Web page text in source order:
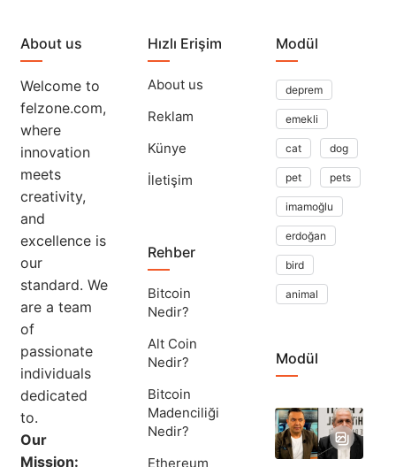
About us
Welcome to
felzone.com,
where
innovation
meets
creativity,
and
excellence is
our
standard. We
are a team
of
passionate
individuals
dedicated
to.
Our
Mission:
Hızlı Erişim
About us
Reklam
Künye
İletişim
Rehber
Bitcoin
Nedir?
Alt Coin
Nedir?
Bitcoin
Madenciliği
Nedir?
Ethereum
Modül
deprem
emekli
cat dog
pet pets
imamoğlu
erdoğan
bird
animal
Modül